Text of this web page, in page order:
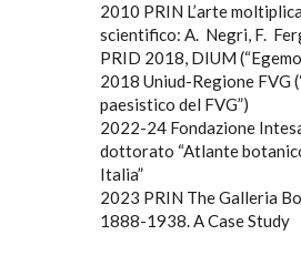
2010 PRIN L’arte
scientifico: A. Negri, F.
PRID 2018, DIUM
2018 Uniud-Regione FVG
paesistico del FVG”)
2022-24 Fondazione
dottorato “Atlante
Italia”
2023 PRIN The Galleria
1888-1938. A Case Study